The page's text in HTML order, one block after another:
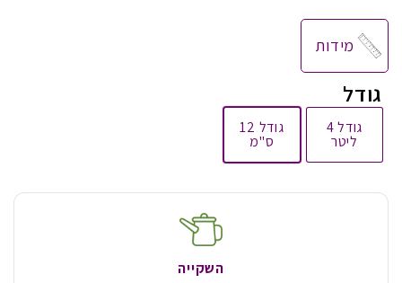
גודל
גודל 4
ליטר
גודל 12
ס"מ
מידות
השקייה